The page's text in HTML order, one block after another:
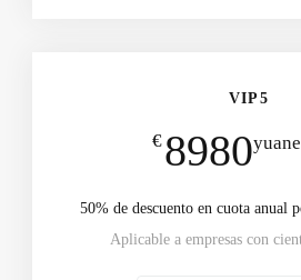
VIP5
€8980
50% de descuento en cuota anual
Aplicable a empresas con